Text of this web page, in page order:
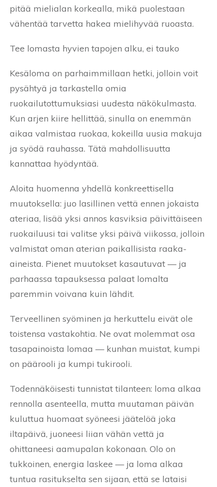
pitää mielialan korkealla, mikä puolestaan
vähentää tarvetta hakea mielihyvää ruoasta.
Tee lomasta hyvien tapojen alku, ei tauko
Kesäloma on parhaimmillaan hetki, jolloin voit
pysähtyä ja tarkastella omia
ruokailutottumuksiasi uudesta näkökulmasta.
Kun arjen kiire hellittää, sinulla on enemmän
aikaa valmistaa ruokaa, kokeilla uusia makuja
ja syödä rauhassa. Tätä mahdollisuutta
kannattaa hyödyntää.
Aloita huomenna yhdellä konkreettisella
muutoksella: juo lasillinen vettä ennen jokaista
ateriaa, lisää yksi annos kasviksia päivittäiseen
ruokailuusi tai valitse yksi päivä viikossa, jolloin
valmistat oman aterian paikallisista raaka-
aineista. Pienet muutokset kasautuvat — ja
parhaassa tapauksessa palaat lomalta
paremmin voivana kuin lähdit.
Terveellinen syöminen ja herkuttelu eivät ole
toistensa vastakohtia. Ne ovat molemmat osa
tasapainoista lomaa — kunhan muistat, kumpi
on päärooli ja kumpi tukirooli.
Todennäköisesti tunnistat tilanteen: loma alkaa
rennolla asenteella, mutta muutaman päivän
kuluttua huomaat syöneesi jäätelöä joka
iltapäivä, juoneesi liian vähän vettä ja
ohittaneesi aamupalan kokonaan. Olo on
tukkoinen, energia laskee — ja loma alkaa
tuntua rasitukselta sen sijaan, että se lataisi